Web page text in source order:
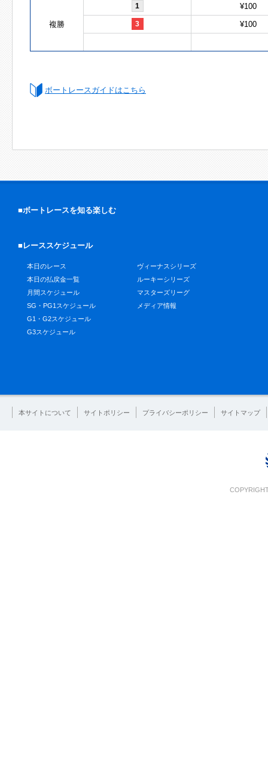
複勝
1 ¥100
3 ¥100
ボートレースガイドはこちら
■ボートレースを知る楽しむ
■レーススケジュール
本日のレース
本日の払戻金一覧
月間スケジュール
SG・PG1スケジュール
G1・G2スケジュール
G3スケジュール
ヴィーナスシリーズ
ルーキーシリーズ
マスターズリーグ
メディア情報
本サイトについて サイトポリシー プライバシーポリシー サイトマップ